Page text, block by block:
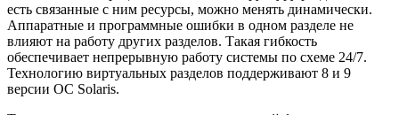
есть связанные с ним ресурсы, можно менять динамически.
Аппаратные и программные ошибки в одном разделе не
влияют на работу других разделов. Такая гибкость
обеспечивает непрерывную работу системы по схеме 24/7.
Технологию виртуальных разделов поддерживают 8 и 9
версии ОС Solaris.